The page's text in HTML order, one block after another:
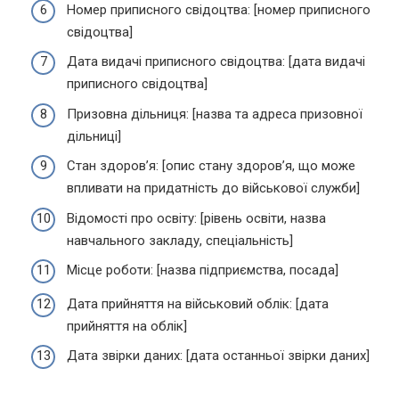
Номер приписного свідоцтва: [номер приписного
свідоцтва]
Дата видачі приписного свідоцтва: [дата видачі
приписного свідоцтва]
Призовна дільниця: [назва та адреса призовної
дільниці]
Стан здоров’я: [опис стану здоров’я, що може
впливати на придатність до військової служби]
Відомості про освіту: [рівень освіти, назва
навчального закладу, спеціальність]
Місце роботи: [назва підприємства, посада]
Дата прийняття на військовий облік: [дата
прийняття на облік]
Дата звірки даних: [дата останньої звірки даних]